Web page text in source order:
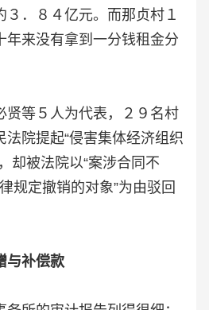
３．８４亿元。而那贞村１
年来没有拿到一分钱租金分
贤等５人为代表，２９名村
法院提起“侵害集体经济组织
却被法院以“案涉合同不
规定撤销的对象”为由驳回
与补偿款